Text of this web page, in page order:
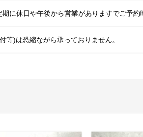
に休日や午後から営業がありますでご予約
)は恐縮ながら承っておりません。